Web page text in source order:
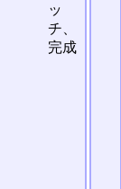
ッ
チ、
完成